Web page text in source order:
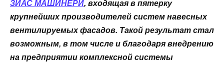
ЗИАС МАШИНЕРИ, входящая в пятерку
крупнейших производителей систем навесных
вентилируемых фасадов. Такой результат стал
возможным, в том числе и благодаря внедрению
на предприятии комплексной системы